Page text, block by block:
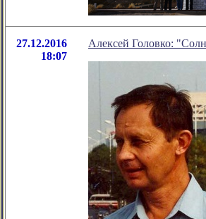
27.12.2016
18:07
Алексей Головко: